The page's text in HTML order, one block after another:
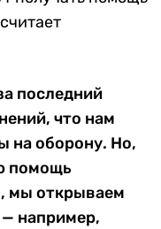
последний
что нам
на оборону. Но,
помощь
мы открываем
например,